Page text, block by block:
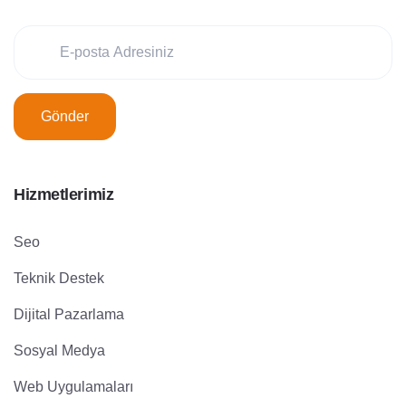
Gönder
Hizmetlerimiz
Seo
Teknik Destek
Dijital Pazarlama
Sosyal Medya
Web Uygulamaları